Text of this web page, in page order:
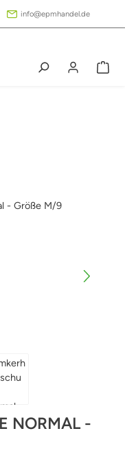
info@epmhandel.de
NORMAL -